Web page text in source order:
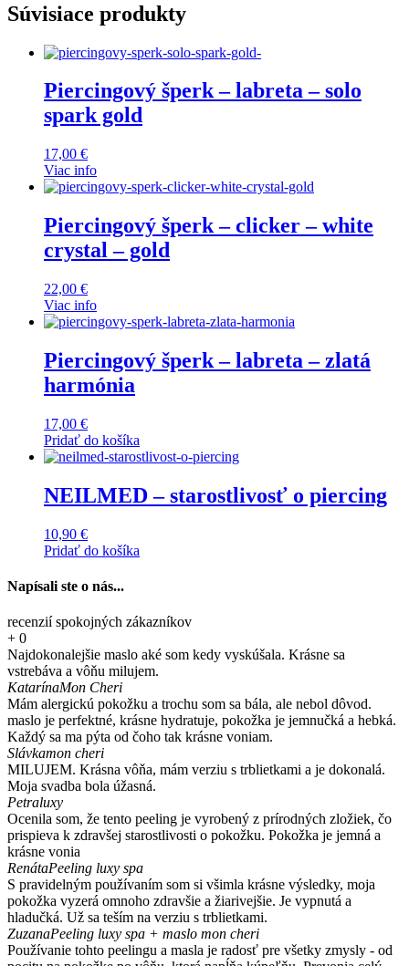
Súvisiace produkty
Piercingový šperk – labreta – solo
spark gold
17,00 €
Viac info
Piercingový šperk – clicker – white
crystal – gold
22,00 €
Viac info
Piercingový šperk – labreta – zlatá
harmónia
17,00 €
Pridať do košíka
NEILMED – starostlivosť o piercing
10,90 €
Pridať do košíka
Napísali ste o nás...
recenzií spokojných zákazníkov
+ 0
Najdokonalejšie maslo aké som kedy vyskúšala. Krásne sa
vstrebáva a vôňu milujem.
KatarínaMon Cheri
Mám alergickú pokožku a trochu som sa bála, ale nebol dôvod.
maslo je perfektné, krásne hydratuje, pokožka je jemnučká a hebká.
Každý sa ma pýta od čoho tak krásne voniam.
Slávkamon cheri
MILUJEM. Krásna vôňa, mám verziu s trblietkami a je dokonalá.
Moja svadba bola úžasná.
Petraluxy
Ocenila som, že tento peeling je vyrobený z prírodných zložiek, čo
prispieva k zdravšej starostlivosti o pokožku. Pokožka je jemná a
krásne vonia
RenátaPeeling luxy spa
S pravidelným používaním som si všimla krásne výsledky, moja
pokožka vyzerá omnoho zdravšie a žiarivejšie. Je vypnutá a
hladučká. Už sa teším na verziu s trblietkami.
ZuzanaPeeling luxy spa + maslo mon cheri
Používanie tohto peelingu a masla je radosť pre všetky zmysly - od